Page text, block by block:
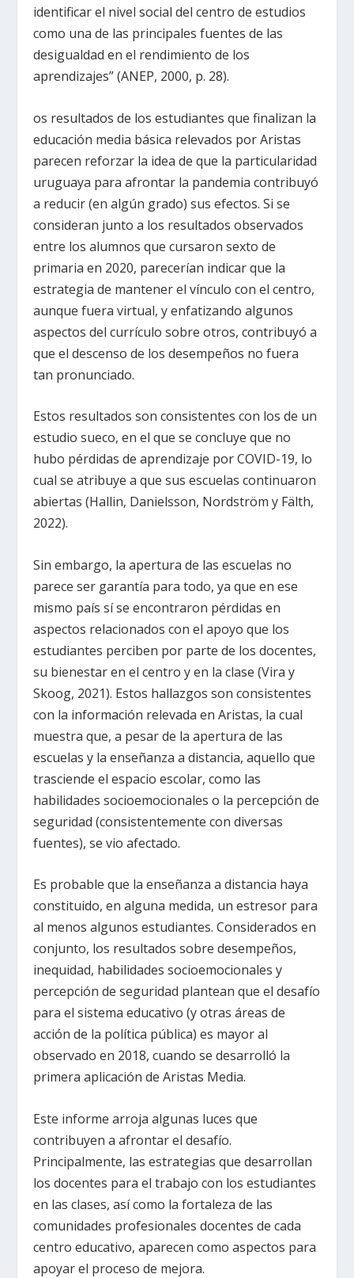
identificar el nivel social del centro de estudios
como una de las principales fuentes de las
desigualdad en el rendimiento de los
aprendizajes” (ANEP, 2000, p. 28).
os resultados de los estudiantes que finalizan la
educación media básica relevados por Aristas
parecen reforzar la idea de que la particularidad
uruguaya para afrontar la pandemia contribuyó
a reducir (en algún grado) sus efectos. Si se
consideran junto a los resultados observados
entre los alumnos que cursaron sexto de
primaria en 2020, parecerían indicar que la
estrategia de mantener el vínculo con el centro,
aunque fuera virtual, y enfatizando algunos
aspectos del currículo sobre otros, contribuyó a
que el descenso de los desempeños no fuera
tan pronunciado.
Estos resultados son consistentes con los de un
estudio sueco, en el que se concluye que no
hubo pérdidas de aprendizaje por COVID-19, lo
cual se atribuye a que sus escuelas continuaron
abiertas (Hallin, Danielsson, Nordström y Fälth,
2022).
Sin embargo, la apertura de las escuelas no
parece ser garantía para todo, ya que en ese
mismo país sí se encontraron pérdidas en
aspectos relacionados con el apoyo que los
estudiantes perciben por parte de los docentes,
su bienestar en el centro y en la clase (Vira y
Skoog, 2021). Estos hallazgos son consistentes
con la información relevada en Aristas, la cual
muestra que, a pesar de la apertura de las
escuelas y la enseñanza a distancia, aquello que
trasciende el espacio escolar, como las
habilidades socioemocionales o la percepción de
seguridad (consistentemente con diversas
fuentes), se vio afectado.
Es probable que la enseñanza a distancia haya
constituido, en alguna medida, un estresor para
al menos algunos estudiantes. Considerados en
conjunto, los resultados sobre desempeños,
inequidad, habilidades socioemocionales y
percepción de seguridad plantean que el desafío
para el sistema educativo (y otras áreas de
acción de la política pública) es mayor al
observado en 2018, cuando se desarrolló la
primera aplicación de Aristas Media.
Este informe arroja algunas luces que
contribuyen a afrontar el desafío.
Principalmente, las estrategias que desarrollan
los docentes para el trabajo con los estudiantes
en las clases, así como la fortaleza de las
comunidades profesionales docentes de cada
centro educativo, aparecen como aspectos para
apoyar el proceso de mejora.